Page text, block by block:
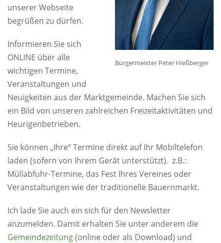
Bürgermeister Peter Hießberger
unserer Webseite
begrüßen zu dürfen.
Informieren Sie sich
ONLINE über alle
wichtigen Termine,
Veranstaltungen und
Neuigkeiten aus der Marktgemeinde. Machen Sie sich
ein Bild von unseren zahlreichen Freizeitaktivitäten und
Heurigenbetrieben.
Sie können „Ihre“ Termine direkt auf Ihr Mobiltelefon
laden (sofern von Ihrem Gerät unterstützt). z.B.:
Müllabfuhr-Termine, das Fest Ihres Vereines oder
Veranstaltungen wie der traditionelle Bauernmarkt.
Ich lade Sie auch ein sich für den Newsletter
anzumelden. Damit erhalten Sie unter anderem die
Gemeindezeitung(online oder als Download) und